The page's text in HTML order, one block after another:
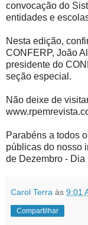
convocação do
entidades e
Nesta edição,
CONFERP, João
presidente do
seção especial.
Não deixe de
Parabéns a todos
públicas do nosso
de Dezembro -
Carol Terra às 9:01
Compartilhar